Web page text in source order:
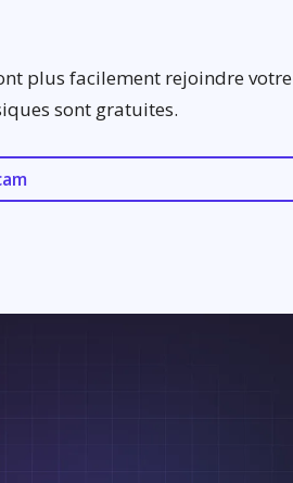
plus facilement rejoindre votre
sont gratuites.